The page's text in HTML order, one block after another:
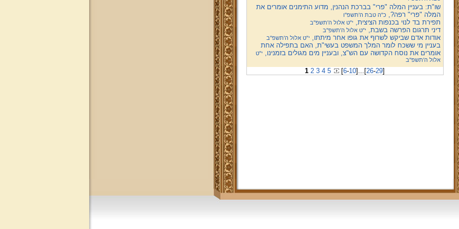
שו"ת: בעניין המלה "פרי" בברכת הנהנין, מדוע התימנים אומרים את
המלה "פרי" רפה?,כ"ה טבת ה'תשפ''ו
תפירת בד לנוי בכנפות הציצית, י"ט אלול ה'תשפ''ב
דיני תרגום הפרשה בשבת, י"ט אלול ה'תשפ''ב
אודות אדם שביקש לשרוף את גופו אחר מיתתו, י"ט אלול ה'תשפ''ב
בעניין מי ששכח לומר המלך המשפט בעשי"ת, האם בתפילה אחת
אומרים את נוסח הקדושה עם הש"צ, ובעניין מים מגולים בזמנינו, י"ט
אלול ה'תשפ''ב
1 2 3 4 5 [6-10] ... [26-29]